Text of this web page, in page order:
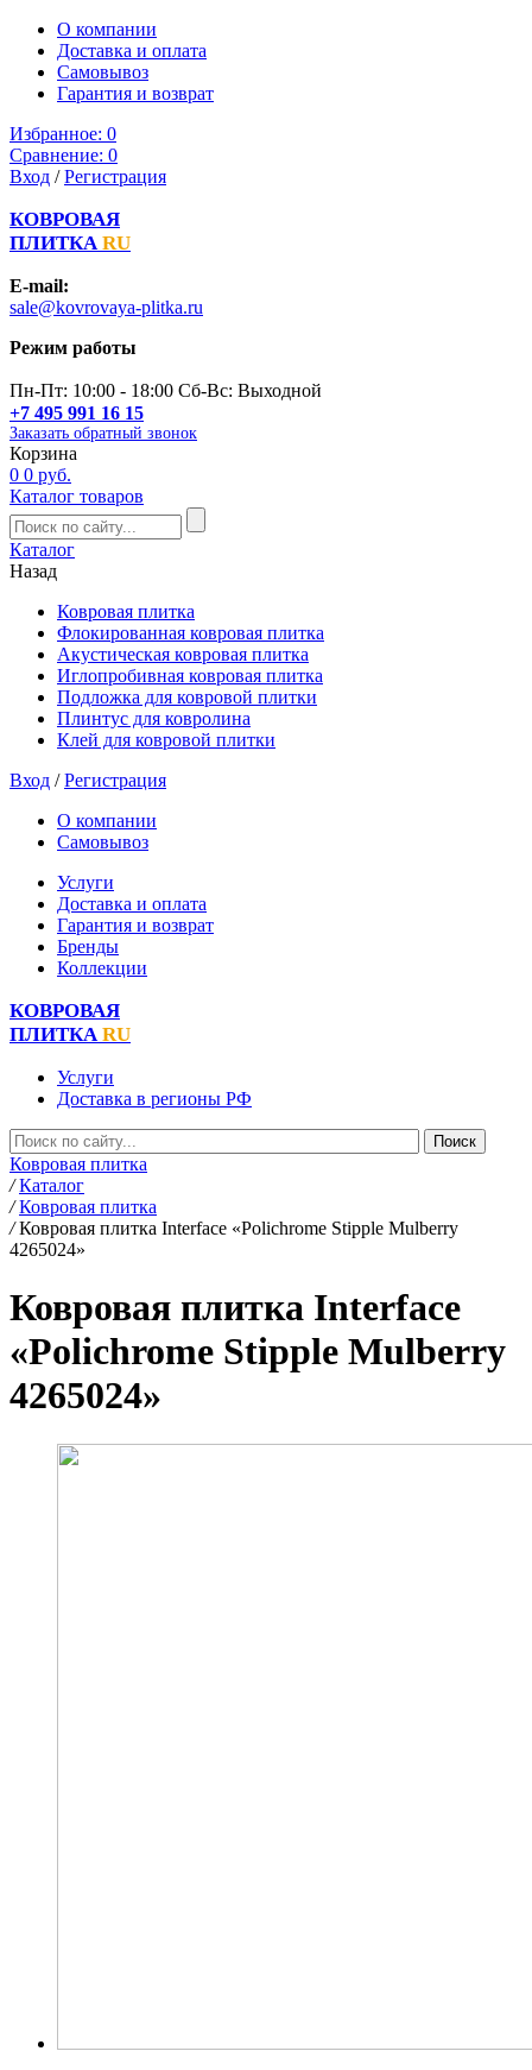
О компании
Доставка и оплата
Самовывоз
Гарантия и возврат
Избранное: 0
Сравнение: 0
Вход /Регистрация
КОВРОВАЯ
ПЛИТКА RU
E-mail:
sale@kovrovaya-plitka.ru
Режим работы
Пн-Пт: 10:00 - 18:00 Сб-Вс: Выходной
+7 495 991 16 15
Заказать обратный звонок
Корзина
0 0 руб.
Каталог товаров
Каталог
Назад
Ковровая плитка
Флокированная ковровая плитка
Акустическая ковровая плитка
Иглопробивная ковровая плитка
Подложка для ковровой плитки
Плинтус для ковролина
Клей для ковровой плитки
Вход /Регистрация
О компании
Самовывоз
Услуги
Доставка и оплата
Гарантия и возврат
Бренды
Коллекции
КОВРОВАЯ
ПЛИТКА RU
Услуги
Доставка в регионы РФ
Ковровая плитка
/ Каталог
/ Ковровая плитка
/ Ковровая плитка Interface «Polichrome Stipple Mulberry
4265024»
Ковровая плитка Interface
«Polichrome Stipple Mulberry
4265024»